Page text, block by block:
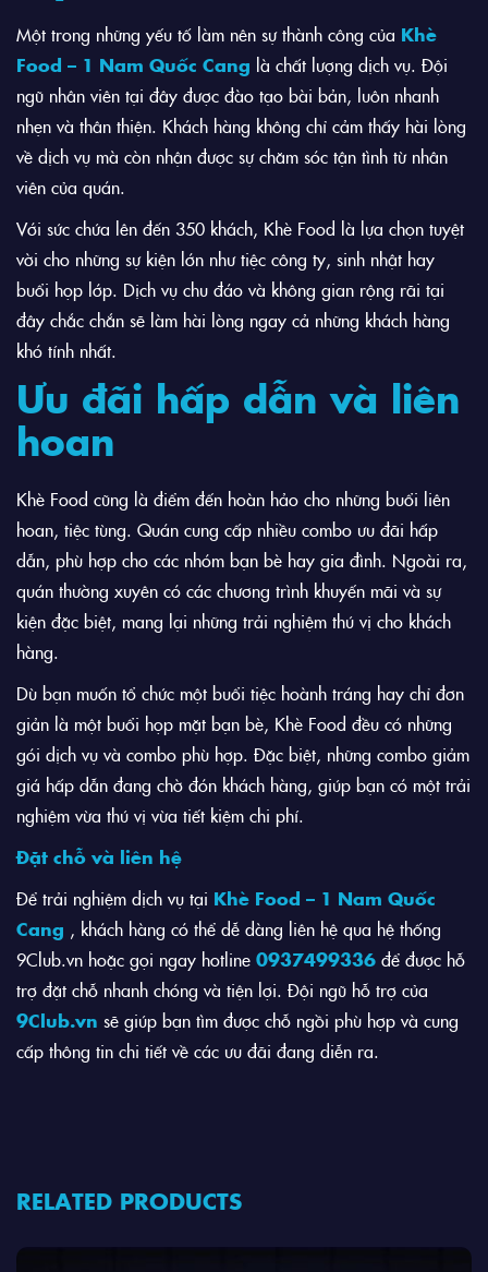
Một trong những yếu tố làm nên sự thành công của Khè
Food – 1 Nam Quốc Cang là chất lượng dịch vụ. Đội
ngũ nhân viên tại đây được đào tạo bài bản, luôn nhanh
nhẹn và thân thiện. Khách hàng không chỉ cảm thấy hài lòng
về dịch vụ mà còn nhận được sự chăm sóc tận tình từ nhân
viên của quán.
Với sức chứa lên đến 350 khách, Khè Food là lựa chọn tuyệt
vời cho những sự kiện lớn như tiệc công ty, sinh nhật hay
buổi họp lớp. Dịch vụ chu đáo và không gian rộng rãi tại
đây chắc chắn sẽ làm hài lòng ngay cả những khách hàng
khó tính nhất.
Ưu đãi hấp dẫn và liên
hoan
Khè Food cũng là điểm đến hoàn hảo cho những buổi liên
hoan, tiệc tùng. Quán cung cấp nhiều combo ưu đãi hấp
dẫn, phù hợp cho các nhóm bạn bè hay gia đình. Ngoài ra,
quán thường xuyên có các chương trình khuyến mãi và sự
kiện đặc biệt, mang lại những trải nghiệm thú vị cho khách
hàng.
Dù bạn muốn tổ chức một buổi tiệc hoành tráng hay chỉ đơn
giản là một buổi họp mặt bạn bè, Khè Food đều có những
gói dịch vụ và combo phù hợp. Đặc biệt, những combo giảm
giá hấp dẫn đang chờ đón khách hàng, giúp bạn có một trải
nghiệm vừa thú vị vừa tiết kiệm chi phí.
Đặt chỗ và liên hệ
Để trải nghiệm dịch vụ tại Khè Food – 1 Nam Quốc
Cang , khách hàng có thể dễ dàng liên hệ qua hệ thống
9Club.vn hoặc gọi ngay hotline 0937499336 để được hỗ
trợ đặt chỗ nhanh chóng và tiện lợi. Đội ngũ hỗ trợ của
9Club.vn sẽ giúp bạn tìm được chỗ ngồi phù hợp và cung
cấp thông tin chi tiết về các ưu đãi đang diễn ra.
RELATED PRODUCTS